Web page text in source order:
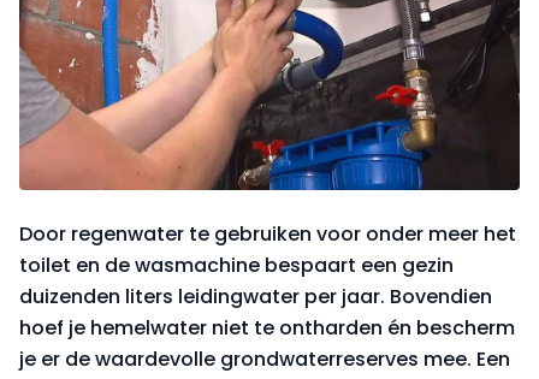
Door regenwater te gebruiken voor onder meer het
toilet en de wasmachine bespaart een gezin
duizenden liters leidingwater per jaar. Bovendien
hoef je hemelwater niet te ontharden én bescherm
je er de waardevolle grondwaterreserves mee. Een